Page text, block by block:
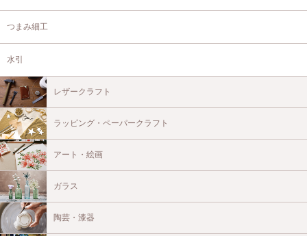
つまみ細工
水引
レザークラフト
ラッピング・ペーパークラフト
アート・絵画
ガラス
陶芸・漆器